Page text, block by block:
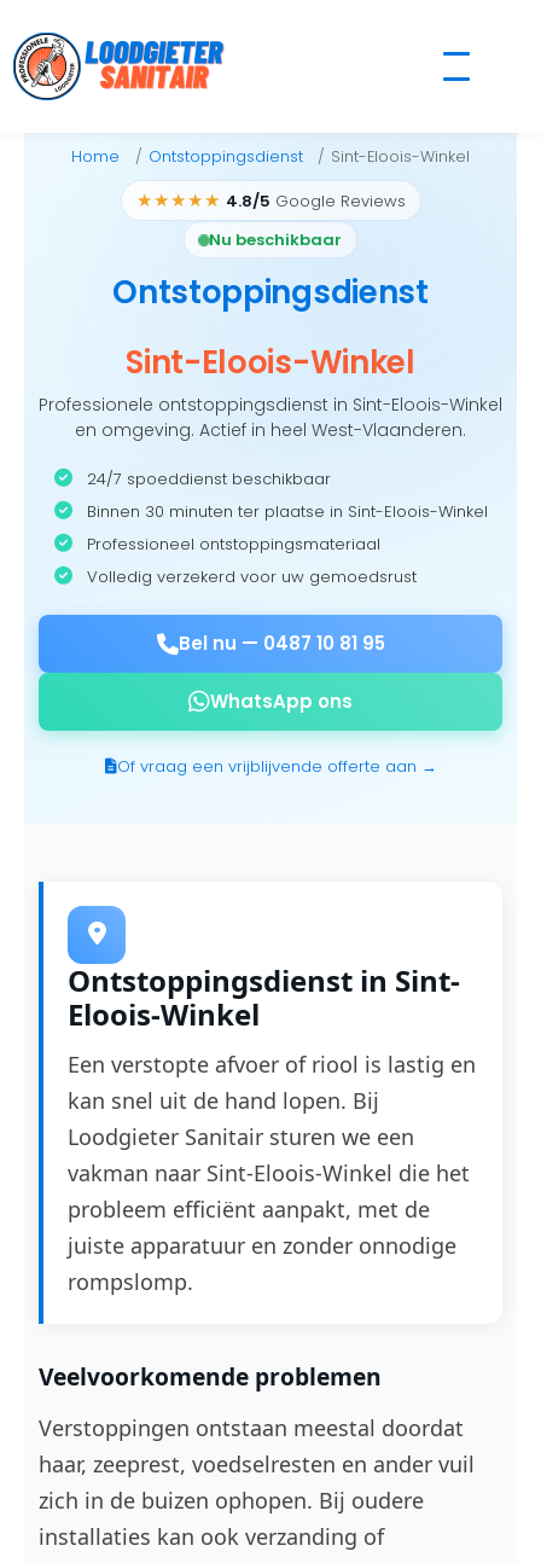
to
content
Home Ontstoppingsdienst Sint-Eloois-Winkel
★★★★★ 4.8/5 Google Reviews
Nu beschikbaar
Ontstoppingsdienst
Sint-Eloois-Winkel
Professionele ontstoppingsdienst in Sint-Eloois-Winkel
en omgeving. Actief in heel West-Vlaanderen.
24/7 spoeddienst beschikbaar
Binnen 30 minuten ter plaatse in Sint-Eloois-Winkel
Professioneel ontstoppingsmateriaal
Volledig verzekerd voor uw gemoedsrust
Bel nu — 0487 10 81 95
WhatsApp ons
Of vraag een vrijblijvende offerte aan →
Ontstoppingsdienst in Sint-
Eloois-Winkel
Een verstopte afvoer of riool is lastig en
kan snel uit de hand lopen. Bij
Loodgieter Sanitair sturen we een
vakman naar Sint-Eloois-Winkel die het
probleem efficiënt aanpakt, met de
juiste apparatuur en zonder onnodige
rompslomp.
Veelvoorkomende problemen
Verstoppingen ontstaan meestal doordat
haar, zeeprest, voedselresten en ander vuil
zich in de buizen ophopen. Bij oudere
installaties kan ook verzanding of